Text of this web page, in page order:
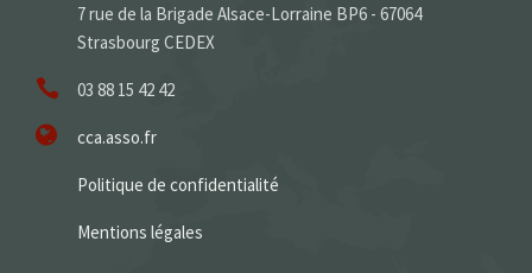
7 rue de la Brigade Alsace-Lorraine BP6 - 67064
Strasbourg CEDEX
03 88 15 42 42
cca.asso.fr
Politique de confidentialité
Mentions légales